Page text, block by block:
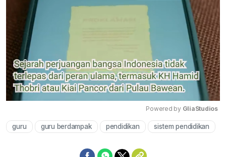
Mute
Powered by GliaStudios
guru guru berdampak pendidikan sistem pendidikan